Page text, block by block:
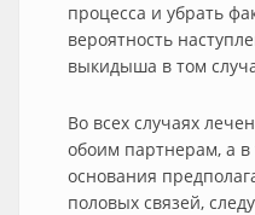
процесса и убрать
вероятность
выкидыша в том
Во всех случаях
обоим партнерам, а в
основания
половых связей,